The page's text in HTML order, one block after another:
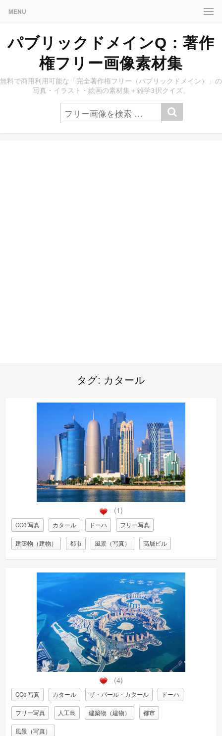
MENU
パブリックドメインQ：著作
権フリー画像素材集
無料で商用利用可能な「完全著作権フリー（パブリックドメイン）」の
写真・イラスト・絵画の素材集＋雑学3択クイズ。
タグ: カタール
(1)
CC0 写真 カタール ドーハ フリー写真
建築物（建物） 都市 風景（写真） 高層ビル
(4)
CC0 写真 カタール ザ・パール・カタール ドーハ
フリー写真 人工島 建築物（建物） 都市
風景（写真）